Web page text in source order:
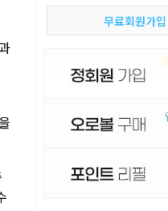
무료회원가입